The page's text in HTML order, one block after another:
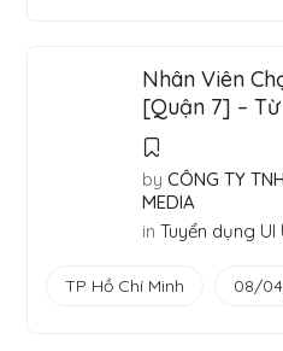
Nhân Viên
[Quận 7] –
by CÔNG TY
MEDIA
in Tuyển dụng UI
TP Hồ Chí Minh 08/